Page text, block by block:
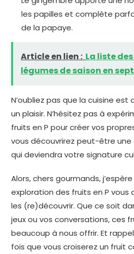
les papilles et complète
de la papaye.
Article en lien : La liste
légumes de saison en
N’oubliez pas que la cuisine
un plaisir. N’hésitez pas à
fruits en P pour créer vos
vous découvrirez peut-être
qui deviendra votre signature
Alors, chers gourmands,
exploration des fruits en P vous
les (re)découvrir. Que ce soit
jeux ou vos conversations, ces
beaucoup à nous offrir. Et
fois que vous croiserez un fruit